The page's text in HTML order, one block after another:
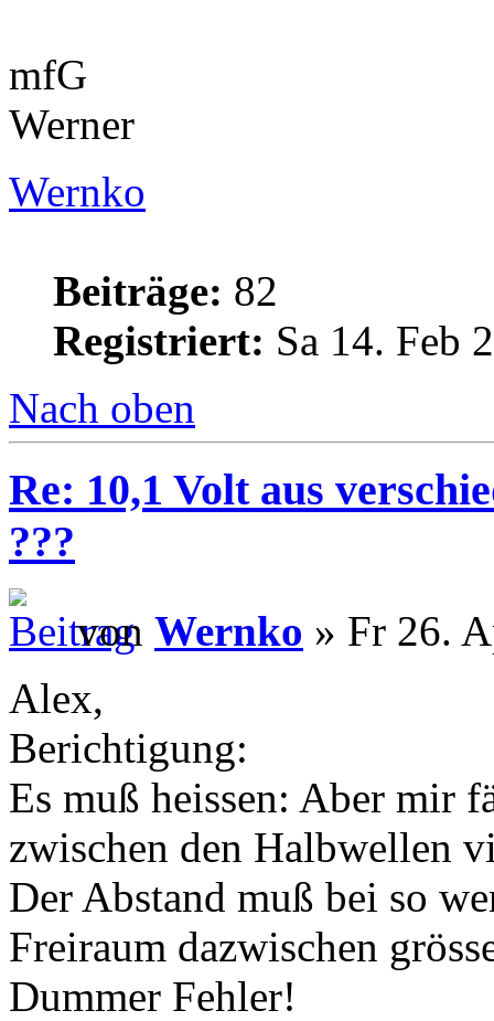
mfG
Werner
Wernko
Beiträge: 82
Registriert: Sa 14. Feb
Nach oben
Re: 10,1 Volt aus
???
von Wernko » Fr 26.
Alex,
Berichtigung:
Es muß heissen: Aber mir
zwischen den Halbwellen
Der Abstand muß bei so
Freiraum dazwischen
Dummer Fehler!